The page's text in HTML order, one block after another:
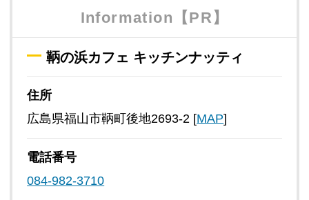
Information【PR】
鞆の浜カフェ キッチンナッティ
住所
広島県福山市鞆町後地2693-2 [MAP]
電話番号
084-982-3710